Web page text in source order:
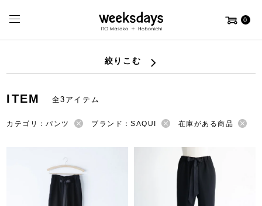
0
絞りこむ
ITEM 全3アイテム
カテゴリ：パンツ ブランド：SAQUI 在庫がある商品